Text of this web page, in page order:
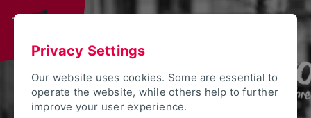
Privacy Settings
Our website uses cookies. Some are essential to
operate the website, while others help to further
improve your user experience.